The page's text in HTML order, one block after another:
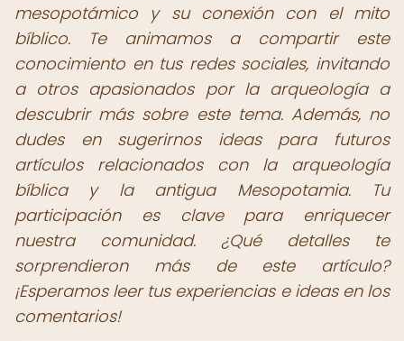
mesopotámico y su conexión con el mito
bíblico. Te animamos a compartir este
conocimiento en tus redes sociales, invitando
a otros apasionados por la arqueología a
descubrir más sobre este tema. Además, no
dudes en sugerirnos ideas para futuros
artículos relacionados con la arqueología
bíblica y la antigua Mesopotamia. Tu
participación es clave para enriquecer
nuestra comunidad. ¿Qué detalles te
sorprendieron más de este artículo?
¡Esperamos leer tus experiencias e ideas en los
comentarios!